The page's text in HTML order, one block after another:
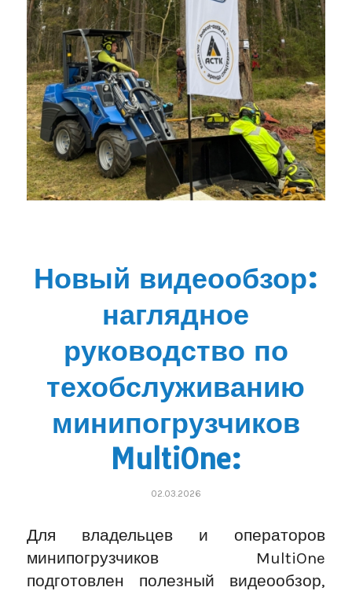
Новый видеообзор:
наглядное
руководство по
техобслуживанию
минипогрузчиков
MultiOne:
02.03.2026
Для владельцев и операторов
минипогрузчиков MultiOne
подготовлен полезный видеообзор,